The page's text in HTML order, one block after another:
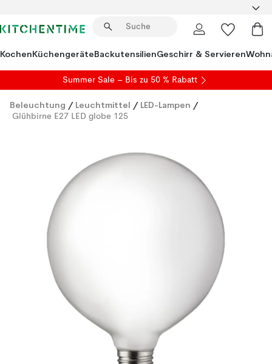
KochenKüchengeräteBackutensilienGeschirr & Servieren
Summer Sale – Bis zu 50 % Rabatt
Beleuchtung / Leuchtmittel / LED-Lampen /
Glühbirne E27 LED globe 125